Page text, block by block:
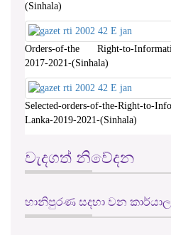
(Sinhala)
Orders-of-the Right-to-
2017-2021-(Sinhala)
Selected-orders-of-the-Right-to-
Lanka-2019-2021-(Sinhala)
වැදගත් නිවේදන
හානිපුරණ සදහා වන